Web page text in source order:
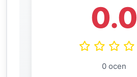
0.0
0 ocen